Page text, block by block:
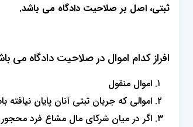
ثبتی، اصل بر صلاحیت دادگاه می باشد.
افراز کدام اموال در صلاحیت دادگاه می
اموال منقول
اموالی که جریان ثبتی آنان پایان نیافته
اگر در میان شرکای مال مشاع فرد محجور